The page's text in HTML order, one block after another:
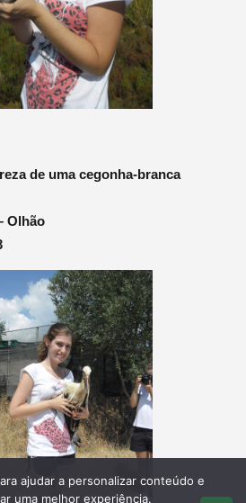
de uma cegonha-branca
Olhão
ajudar a personalizar conteúdo e
uma melhor experiência.